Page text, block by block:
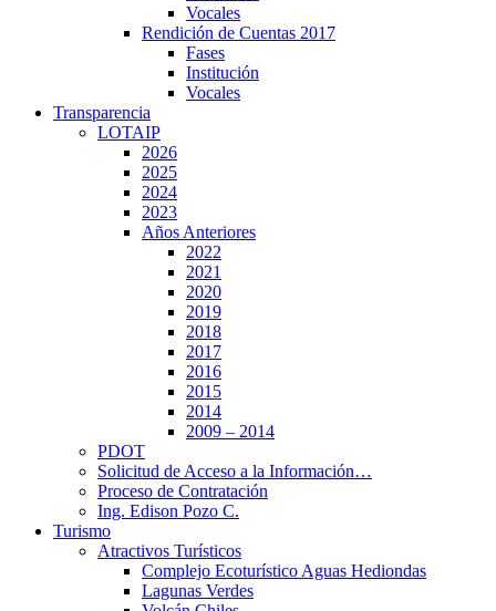
Vocales
Rendición de Cuentas 2017
Fases
Institución
Vocales
Transparencia
LOTAIP
2026
2025
2024
2023
Años Anteriores
2022
2021
2020
2019
2018
2017
2016
2015
2014
2009 – 2014
PDOT
Solicitud de Acceso a la Información…
Proceso de Contratación
Ing. Edison Pozo C.
Turismo
Atractivos Turísticos
Complejo Ecoturístico Aguas Hediondas
Lagunas Verdes